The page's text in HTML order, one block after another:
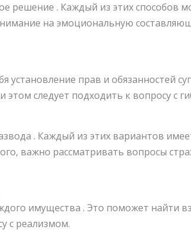
решение . Каждый из этих способов
на эмоциональную
прав и обязанностей
следует подходить к вопросу с
. Каждый из этих вариантов
важно рассматривать вопросы
имущества . Это поможет найти
с реализмом.